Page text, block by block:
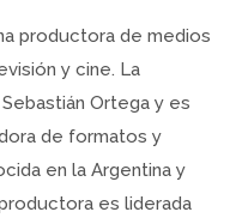
productora de medios
y cine. La
Ortega y es
de formatos y
en la Argentina y
es liderada